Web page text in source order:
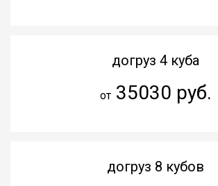
догруз 4 куба
от35030 руб.
догруз 8 кубов